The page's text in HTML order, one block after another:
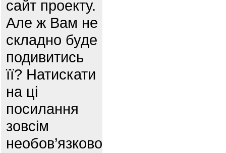
сайт проекту.
Але ж Вам не
складно буде
подивитись
її? Натискати
на ці
посилання
зовсім
необов’язково